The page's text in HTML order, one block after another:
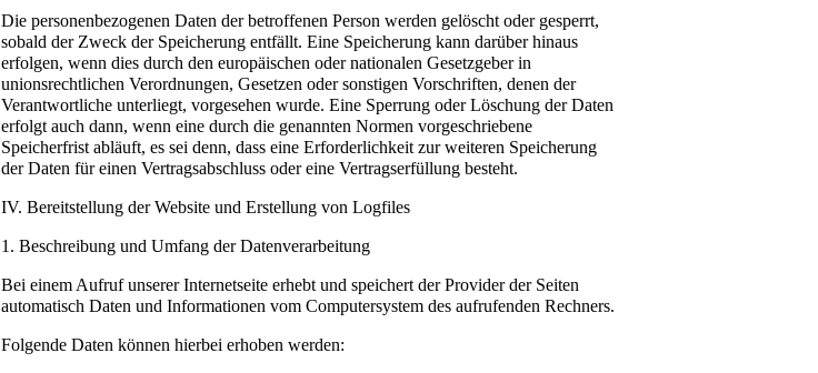
Die personenbezogenen Daten der betroffenen Person werden gelöscht oder gesperrt,
sobald der Zweck der Speicherung entfällt. Eine Speicherung kann darüber hinaus
erfolgen, wenn dies durch den europäischen oder nationalen Gesetzgeber in
unionsrechtlichen Verordnungen, Gesetzen oder sonstigen Vorschriften, denen der
Verantwortliche unterliegt, vorgesehen wurde. Eine Sperrung oder Löschung der Daten
erfolgt auch dann, wenn eine durch die genannten Normen vorgeschriebene
Speicherfrist abläuft, es sei denn, dass eine Erforderlichkeit zur weiteren Speicherung
der Daten für einen Vertragsabschluss oder eine Vertragserfüllung besteht.
IV. Bereitstellung der Website und Erstellung von Logfiles
1. Beschreibung und Umfang der Datenverarbeitung
Bei einem Aufruf unserer Internetseite erhebt und speichert der Provider der Seiten
automatisch Daten und Informationen vom Computersystem des aufrufenden Rechners.
Folgende Daten können hierbei erhoben werden: